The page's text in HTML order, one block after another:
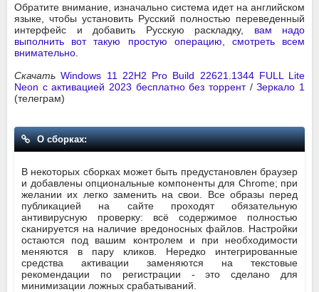
Обратите внимание, изначально система идет на английском
языке, чтобы установить Русский полностью переведенный
интерфейс и добавить Русскую раскладку, вам надо
выполнить вот такую простую операцию, смотреть всем
внимательно
СкачатьWindows 11 22H2 Pro Build 22621.1344 FULL Lite
Neon с активацией 2023 бесплатно без торрент/Зеркало 1
(телеграм)
О сборках:
В некоторых сборках может быть предустановлен браузер
и добавлены опциональные компоненты для Chrome; при
желании их легко заменить на свои. Все образы перед
публикацией на сайте проходят обязательную
антивирусную проверку: всё содержимое полностью
сканируется на наличие вредоносных файлов. Настройки
остаются под вашим контролем и при необходимости
меняются в пару кликов. Нередко интегрированные
средства активации заменяются на текстовые
рекомендации по регистрации - это сделано для
минимизации ложных срабатываний.